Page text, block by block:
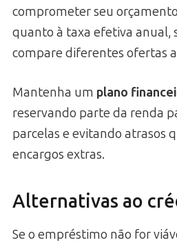
comprometer seu
quanto à taxa efetiva anual,
compare diferentes ofertas
Mantenha um plano
reservando parte da renda
parcelas e evitando atrasos
encargos extras.
Alternativas ao
Se o empréstimo não for